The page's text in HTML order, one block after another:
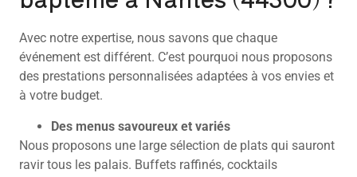
Avec notre expertise, nous savons que chaque
événement est différent. C’est pourquoi nous proposons
des prestations personnalisées adaptées à vos envies et
à votre budget.
Des menus savoureux et variés
Nous proposons une large sélection de plats qui sauront
ravir tous les palais. Buffets raffinés, cocktails